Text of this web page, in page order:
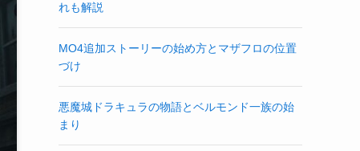
れも解説
MO4追加ストーリーの始め方とマザフロの位置
づけ
悪魔城ドラキュラの物語とベルモンド一族の始
まり